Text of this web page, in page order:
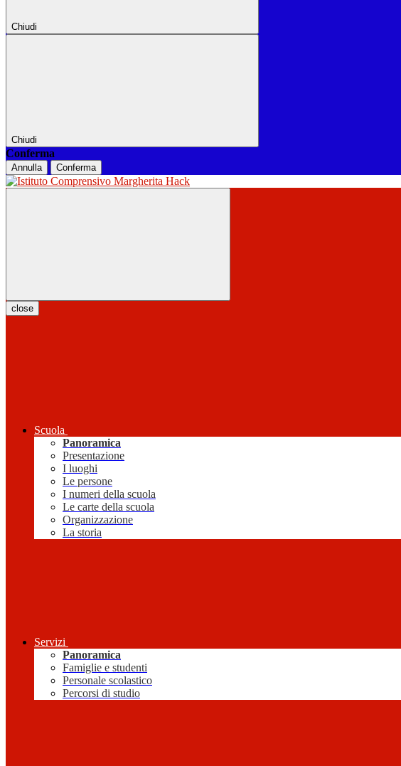
Chiudi
Chiudi
Conferma
Annulla Conferma
close
Scuola
Panoramica
Presentazione
I luoghi
Le persone
I numeri della scuola
Le carte della scuola
Organizzazione
La storia
Servizi
Panoramica
Famiglie e studenti
Personale scolastico
Percorsi di studio